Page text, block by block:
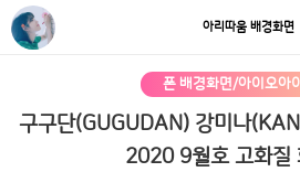
아리따움 배경화면
폰 배경화면/아이오아
구구단(GUGUDAN) 강미나
2020 9월호 고화질